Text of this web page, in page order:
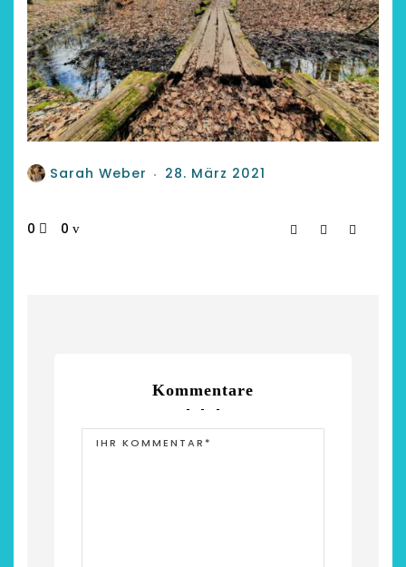
Sarah Weber 28. März 2021
0 0
Kommentare